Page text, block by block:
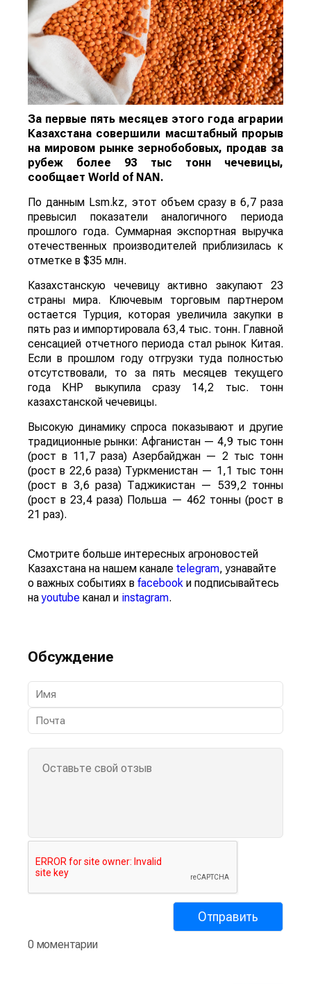
За первые пять месяцев этого года аграрии
Казахстана совершили масштабный прорыв
на мировом рынке зернобобовых, продав за
рубеж более 93 тыс тонн чечевицы,
сообщает World of NAN .
По данным Lsm.kz, этот объем сразу в 6,7 раза
превысил показатели аналогичного периода
прошлого года. Суммарная экспортная выручка
отечественных производителей приблизилась к
отметке в $35 млн.
Казахстанскую чечевицу активно закупают 23
страны мира. Ключевым торговым партнером
остается Турция, которая увеличила закупки в
пять раз и импортировала 63,4 тыс. тонн. Главной
сенсацией отчетного периода стал рынок Китая.
Если в прошлом году отгрузки туда полностью
отсутствовали, то за пять месяцев текущего
года КНР выкупила сразу 14,2 тыс. тонн
казахстанской чечевицы.
Высокую динамику спроса показывают и другие
традиционные рынки: Афганистан — 4,9 тыс тонн
(рост в 11,7 раза) Азербайджан — 2 тыс тонн
(рост в 22,6 раза) Туркменистан — 1,1 тыс тонн
(рост в 3,6 раза) Таджикистан — 539,2 тонны
(рост в 23,4 раза) Польша — 462 тонны (рост в
21 раз).
Смотрите больше интересных агроновостей
Казахстана на нашем канале telegram, узнавайте
о важных событиях в facebook и подписывайтесь
наyoutube канал и instagram.
Обсуждение
0 моментарии